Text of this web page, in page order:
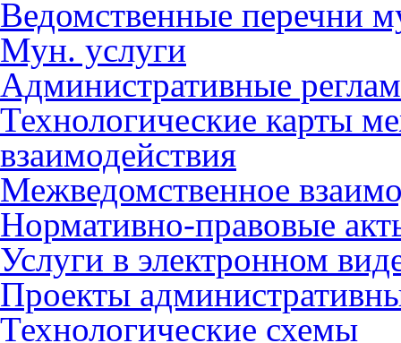
Ведомственные перечни
Мун. услуги
Административные
Технологические карты
взаимодействия
Межведомственное
Нормативно-правовые
Услуги в электронном
Проекты
Технологические схемы